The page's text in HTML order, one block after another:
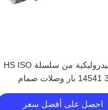
وصلات هيدروليكية من سلسلة HS ISO
14541 300–450 بار وصلات صمام
للتوصيل الملولب
احصل على أفضل سعر